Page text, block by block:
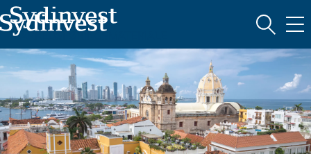
MARKEDSFØRINGSMATERIALE